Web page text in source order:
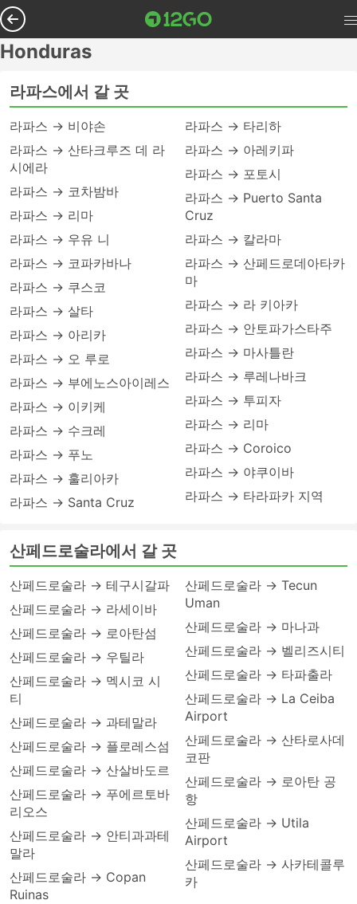
Honduras
라파스에서 갈 곳
라파스 → 비야손
라파스 → 산타크루즈 데 라
시에라
라파스 → 코차밤바
라파스 → 리마
라파스 → 우유 니
라파스 → 코파카바나
라파스 → 쿠스코
라파스 → 살타
라파스 → 아리카
라파스 → 오 루로
라파스 → 부에노스아이레스
라파스 → 이키케
라파스 → 수크레
라파스 → 푸노
라파스 → 훌리아카
라파스 → Santa Cruz
라파스 → 타리하
라파스 → 아레키파
라파스 → 포토시
라파스 → Puerto Santa
Cruz
라파스 → 칼라마
라파스 → 산페드로데아타카
마
라파스 → 라 키아카
라파스 → 안토파가스타주
라파스 → 마사틀란
라파스 → 루레나바크
라파스 → 투피자
라파스 → 리마
라파스 → Coroico
라파스 → 야쿠이바
라파스 → 타라파카 지역
산페드로술라에서 갈 곳
산페드로술라 → 테구시갈파
산페드로술라 → 라세이바
산페드로술라 → 로아탄섬
산페드로술라 → 우틸라
산페드로술라 → 멕시코 시
티
산페드로술라 → 과테말라
산페드로술라 → 플로레스섬
산페드로술라 → 산살바도르
산페드로술라 → 푸에르토바
리오스
산페드로술라 → 안티과과테
말라
산페드로술라 → Copan
Ruinas
산페드로술라 → Tecun
Uman
산페드로술라 → 마나과
산페드로술라 → 벨리즈시티
산페드로술라 → 타파출라
산페드로술라 → La Ceiba
Airport
산페드로술라 → 산타로사데
코판
산페드로술라 → 로아탄 공
항
산페드로술라 → Utila
Airport
산페드로술라 → 사카테콜루
카